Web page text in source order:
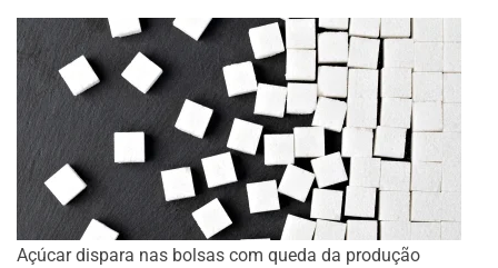
Açúcar dispara nas bolsas com queda da produção